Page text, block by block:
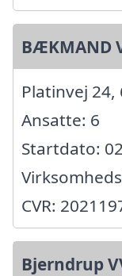
BÆKMAND
Platinvej 24,
Ansatte: 6
Startdato:
CVR:
Bjerndrup